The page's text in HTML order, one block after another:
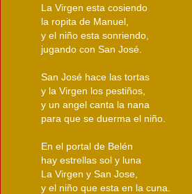
La Virgen esta cosiendo
la ropita de Manuel,
y el niño esta sonriendo,
jugando con San José.
San José hace las tortas
y la Virgen los pestiños,
y un angel canta la nana
para que se duerma el niño.
En el portal de Belén
hay estrellas sol y luna
La Virgen y San Jose,
y el niño que esta en la cuna.